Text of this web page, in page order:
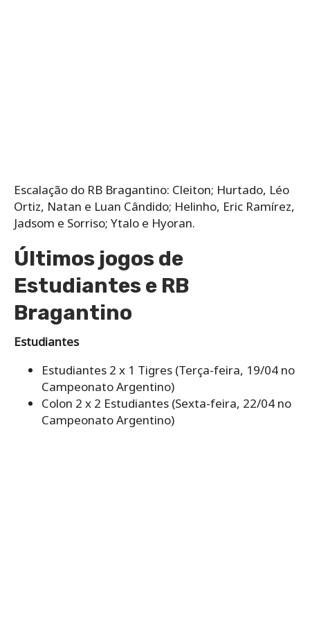
Escalação do RB Bragantino: Cleiton; Hurtado, Léo
Ortiz, Natan e Luan Cândido; Helinho, Eric Ramírez,
Jadsom e Sorriso; Ytalo e Hyoran.
Últimos jogos de
Estudiantes e RB
Bragantino
Estudiantes
Estudiantes 2 x 1 Tigres (Terça-feira, 19/04 no
Campeonato Argentino)
Colon 2 x 2 Estudiantes (Sexta-feira, 22/04 no
Campeonato Argentino)